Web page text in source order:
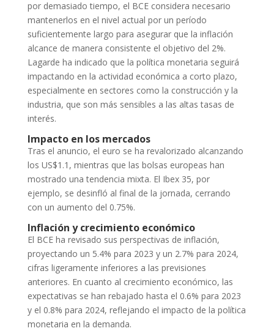
por demasiado tiempo, el BCE considera necesario
mantenerlos en el nivel actual por un período
suficientemente largo para asegurar que la inflación
alcance de manera consistente el objetivo del 2%.
Lagarde ha indicado que la política monetaria seguirá
impactando en la actividad económica a corto plazo,
especialmente en sectores como la construcción y la
industria, que son más sensibles a las altas tasas de
interés.
Impacto en los mercados
Tras el anuncio, el euro se ha revalorizado alcanzando
los US$1.1, mientras que las bolsas europeas han
mostrado una tendencia mixta. El Ibex 35, por
ejemplo, se desinfló al final de la jornada, cerrando
con un aumento del 0.75%.
Inflación y crecimiento económico
El BCE ha revisado sus perspectivas de inflación,
proyectando un 5.4% para 2023 y un 2.7% para 2024,
cifras ligeramente inferiores a las previsiones
anteriores. En cuanto al crecimiento económico, las
expectativas se han rebajado hasta el 0.6% para 2023
y el 0.8% para 2024, reflejando el impacto de la política
monetaria en la demanda.